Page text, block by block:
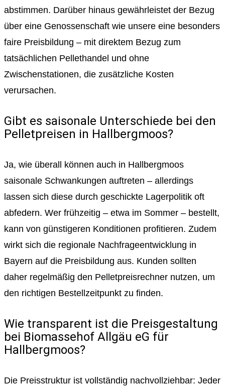
abstimmen. Darüber hinaus gewährleistet der Bezug
über eine Genossenschaft wie unsere eine besonders
faire Preisbildung – mit direktem Bezug zum
tatsächlichen Pellethandel und ohne
Zwischenstationen, die zusätzliche Kosten
verursachen.
Gibt es saisonale Unterschiede bei den
Pelletpreisen in Hallbergmoos?
Ja, wie überall können auch in Hallbergmoos
saisonale Schwankungen auftreten – allerdings
lassen sich diese durch geschickte Lagerpolitik oft
abfedern. Wer frühzeitig – etwa im Sommer – bestellt,
kann von günstigeren Konditionen profitieren. Zudem
wirkt sich die regionale Nachfrageentwicklung in
Bayern auf die Preisbildung aus. Kunden sollten
daher regelmäßig den Pelletpreisrechner nutzen, um
den richtigen Bestellzeitpunkt zu finden.
Wie transparent ist die Preisgestaltung
bei Biomassehof Allgäu eG für
Hallbergmoos?
Die Preisstruktur ist vollständig nachvollziehbar: Jeder